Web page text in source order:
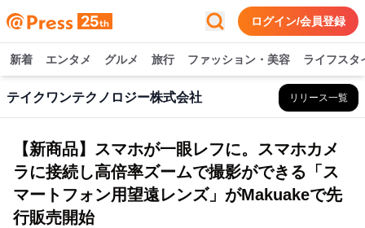
ログイン/会員登録
新着 エンタメ グルメ 旅行 ファッション・美容 ライフスタ
テイクワンテクノロジー株式会社 リリース一覧
【新商品】スマホが一眼レフに。スマホカメ
ラに接続し高倍率ズームで撮影ができる「ス
マートフォン用望遠レンズ」がMakuakeで先
行販売開始